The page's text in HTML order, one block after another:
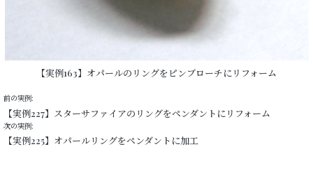
【実例163】オパールのリングをピンブローチにリフォーム
前の実例:
【実例227】スターサファイアのリングをペンダントにリフォーム
次の実例:
【実例225】オパールリングをペンダントに加工